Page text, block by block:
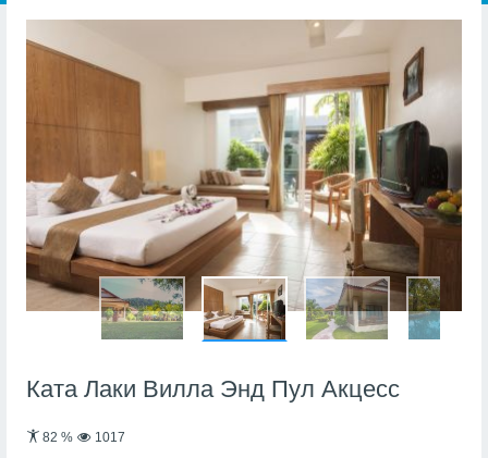
Ката Лаки Вилла Энд Пул Акцесс
82 % 1017